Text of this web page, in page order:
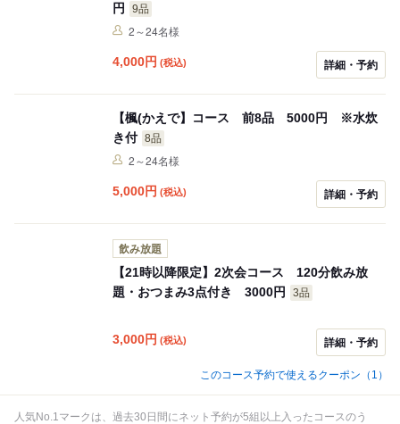
円
9品
2～24名様
4,000円 (税込) 詳細・予約
【楓(かえで】コース 前8品 5000円 ※水炊
き付 8品
2～24名様
5,000円 (税込) 詳細・予約
飲み放題
【21時以降限定】2次会コース 120分飲み放
題・おつまみ3点付き 3000円
3品
3,000円 (税込) 詳細・予約
このコース予約で使えるクーポン（1）
人気No.1マークは、過去30日間にネット予約が5組以上入ったコースのう